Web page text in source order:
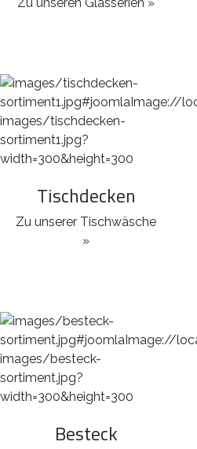
Tischdecken
Zu unserer Tischwäsche
»
Besteck